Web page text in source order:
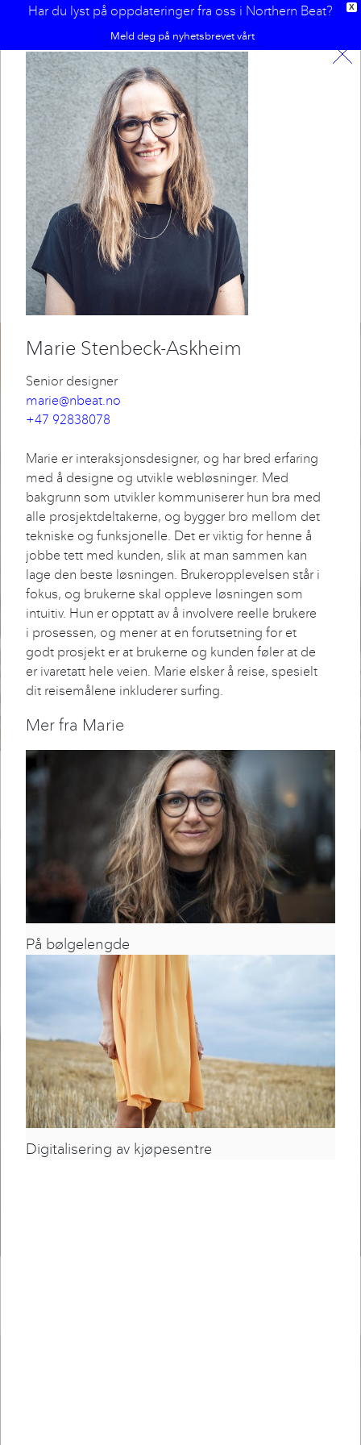
X
Har du lyst på oppdateringer fra oss i Northern Beat?
Meld deg på nyhetsbrevet vårt
Sammen utgjør vi gjengen i
Northern Beat, her finner du
litt om oss alle.
DAGLIG LEDER
Ørjan Segtnan Clausen
Marie Stenbeck-Askheim
Senior designer
marie@nbeat.no
+47 92838078
Marie er interaksjonsdesigner, og har bred erfaring
med å designe og utvikle webløsninger. Med
bakgrunn som utvikler kommuniserer hun bra med
alle prosjektdeltakerne, og bygger bro mellom det
tekniske og funksjonelle. Det er viktig for henne å
jobbe tett med kunden, slik at man sammen kan
lage den beste løsningen. Brukeropplevelsen står i
fokus, og brukerne skal oppleve løsningen som
intuitiv. Hun er opptatt av å involvere reelle brukere
i prosessen, og mener at en forutsetning for et
godt prosjekt er at brukerne og kunden føler at de
er ivaretatt hele veien. Marie elsker å reise, spesielt
dit reisemålene inkluderer surfing.
Mer fra Marie
På bølgelengde
Digitalisering av kjøpesentre